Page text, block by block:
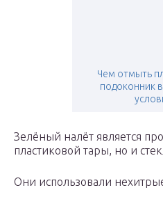
Чем отмыть
подоконник
Зелёный налёт является
пластиковой тары, но и
Они использовали